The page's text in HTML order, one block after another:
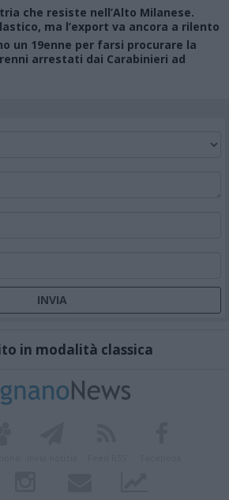
che resiste nell’Alto Milanese.
ma l’export va ancora a rilento
un 19enne per farsi procurare la
arrestati dai Carabinieri ad
in modalità classica